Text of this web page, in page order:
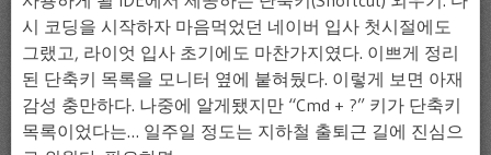
시 코딩을 시작하자 마음먹었던 네이버 입사 첫시절에도
그랬고, 라이엇 입사 초기에도 마찬가지였다. 이쁘게 정리
된 단축키 목록을 모니터 옆에 붙혀뒀다. 이렇게 보면 아재
감성 충만하다. 나중에 알게됐지만 “Cmd + ?” 키가 단축키
목록이었다는… 일주일 정도는 지하철 출퇴근 길에 진심으